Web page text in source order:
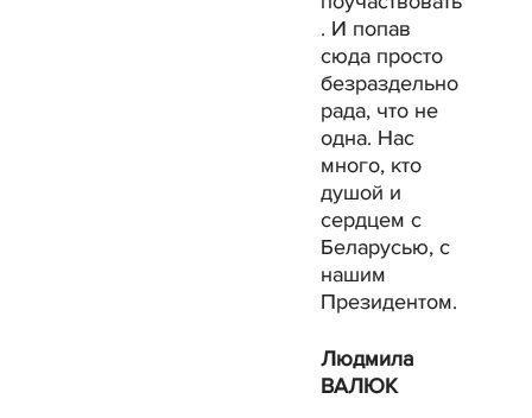
. И попав
сюда просто
безраздельно
рада, что не
одна. Нас
много, кто
душой и
сердцем с
Беларусью, с
нашим
Президентом.
Людмила
ВАЛЮК